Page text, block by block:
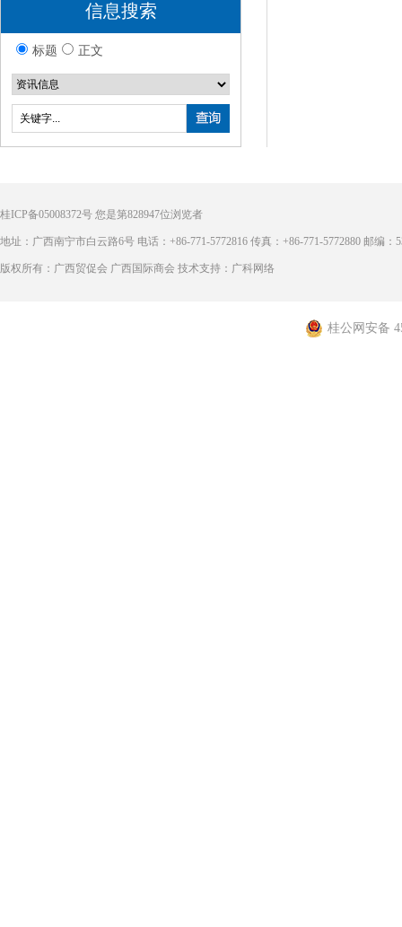
信息搜索
标题 正文
桂ICP备05008372号 您是第828947位浏览者
地址：广西南宁市白云路6号 电话：+86-771-5772816 传真：+86-771-5772880 邮编：
版权所有：广西贸促会 广西国际商会 技术支持：广科网络
桂公网安备